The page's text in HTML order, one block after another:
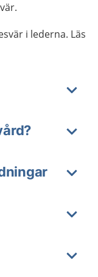
i lederna. Läs